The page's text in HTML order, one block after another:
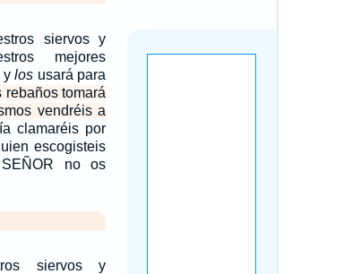
siervos y
mejores
ylos usará para
rebaños tomará
vendréis a
clamaréis por
escogisteis
no os
siervos y